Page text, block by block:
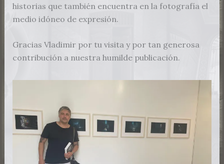
historias que también encuentra en la fotografía el
medio idóneo de expresión.
Gracias Vladimir por tu visita y por tan generosa
contribución a nuestra humilde publicación.